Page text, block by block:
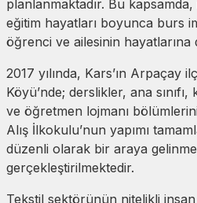
planlanmaktadır. Bu
eğitim hayatları boyunca burs
öğrenci ve ailesinin hayatlarına
2017 yılında, Kars’ın Arpaçay
Köyü’nde; derslikler, ana
ve öğretmen lojmanı
Alış İlkokulu’nun yapımı
düzenli olarak bir araya
gerçekleştirilmektedir.
Tekstil sektörünün nitelikli